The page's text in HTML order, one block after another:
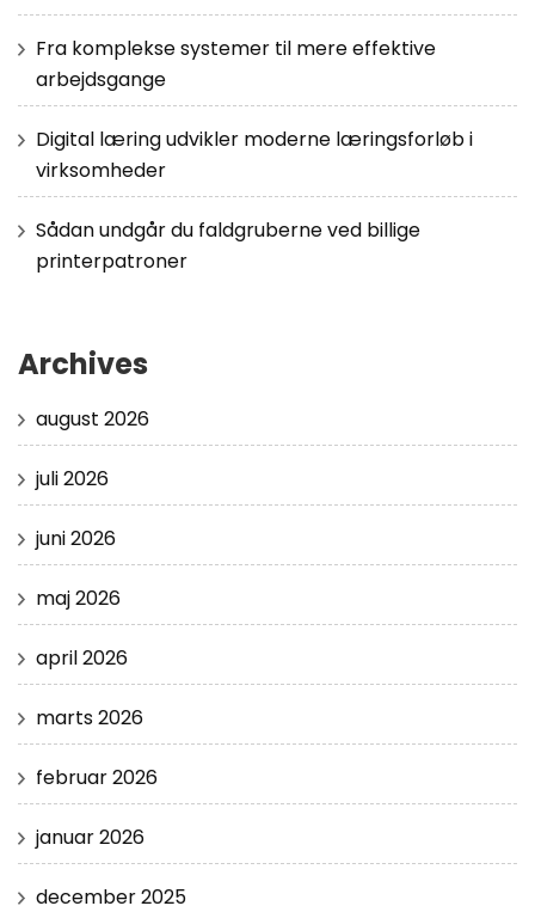
Fra komplekse systemer til mere effektive
arbejdsgange
Digital læring udvikler moderne læringsforløb i
virksomheder
Sådan undgår du faldgruberne ved billige
printerpatroner
Archives
august 2026
juli 2026
juni 2026
maj 2026
april 2026
marts 2026
februar 2026
januar 2026
december 2025